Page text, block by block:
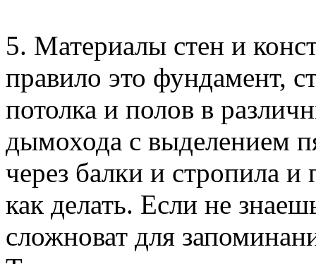
5. Материалы стен и
правило это фундамент,
потолка и полов в
дымохода с выделением
через балки и стропила
как делать. Если не
сложноват для